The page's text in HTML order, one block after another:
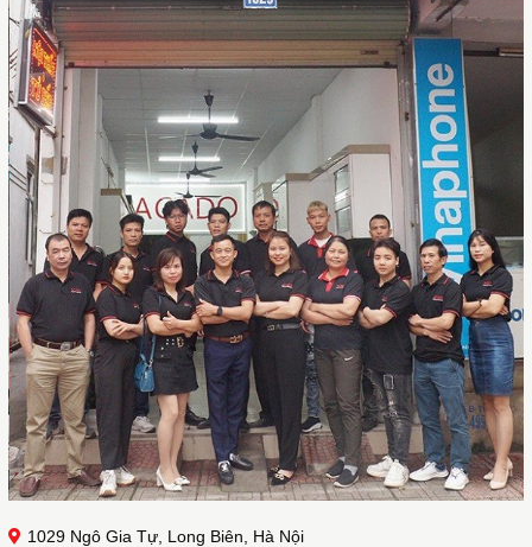
1029 Ngô Gia Tự, Long Biên, Hà Nội